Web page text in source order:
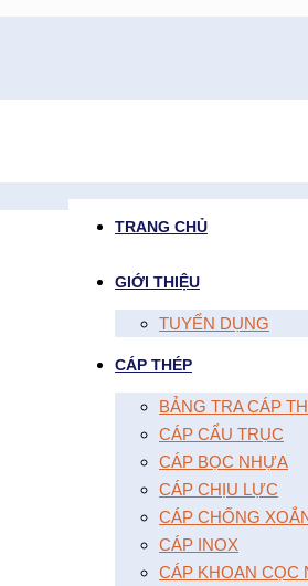
TRANG CHỦ
GIỚI THIỆU
TUYỂN DỤNG
CÁP THÉP
BẢNG TRA CÁP
CÁP CẨU TRỤC
CÁP BỌC NHỰA
CÁP CHỊU LỰC
CÁP CHỐNG
CÁP INOX
CÁP KHOAN CỌC